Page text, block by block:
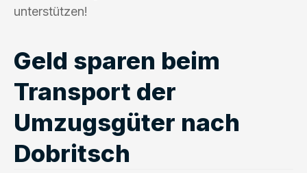
unterstützen!
Geld sparen beim
Transport der
Umzugsgüter nach
Dobritsch